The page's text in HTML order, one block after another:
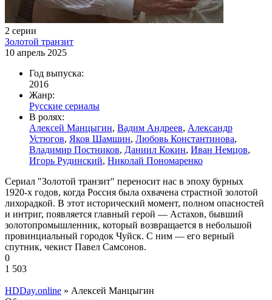
2 серии
Золотой транзит
10 апрель 2025
Год выпуска:
2016
Жанр:
Русские сериалы
В ролях:
Алексей Манцыгин, Вадим Андреев, Александр
Устюгов, Яков Шамшин, Любовь Константинова,
Владимир Постников, Даниил Кокин, Иван Немцов,
Игорь Рудинский, Николай Пономаренко
Сериал "Золотой транзит" переносит нас в эпоху бурных
1920-х годов, когда Россия была охвачена страстной золотой
лихорадкой. В этот исторический момент, полном опасностей
и интриг, появляется главный герой — Астахов, бывший
золотопромышленник, который возвращается в небольшой
провинциальный городок Чуйск. С ним — его верный
спутник, чекист Павел Самсонов.
0
1 503
HDDay.online » Алексей Манцыгин